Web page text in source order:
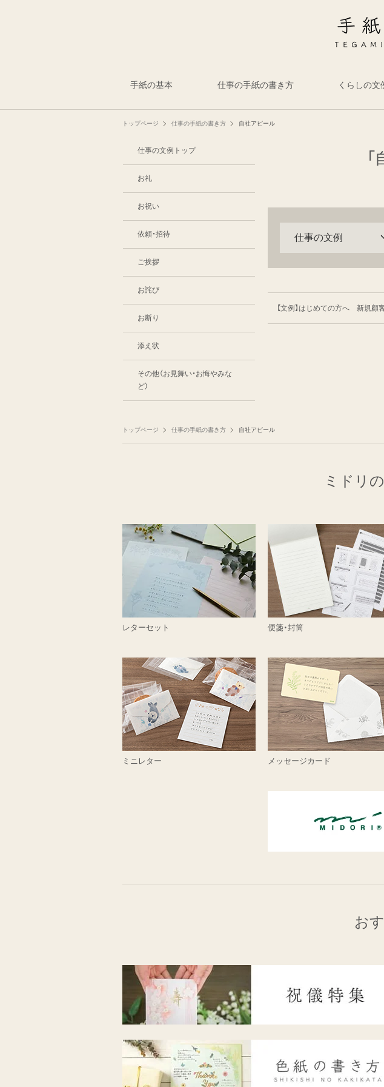
手紙の基本 仕事の手紙の書き方 くらしの文
トップページ 仕事の手紙の書き方 自社アピール
【文例】はじめての方へ 新規顧
仕事の文例トップ
お礼
お祝い
依頼・招待
ご挨拶
お詫び
お断り
添え状
その他（お見舞い・お悔やみな
ど）
トップページ 仕事の手紙の書き方 自社アピール
ミドリ
レターセット 便箋・封筒
ミニレター メッセージカード
お